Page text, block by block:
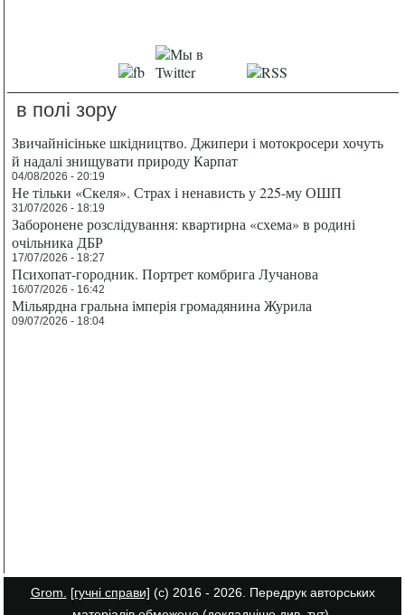
в полі зору
Звичайнісіньке шкідництво. Джипери і мотокросери хочуть
й надалі знищувати природу Карпат
04/08/2026 - 20:19
Не тільки «Скеля». Страх і ненависть у 225-му ОШП
31/07/2026 - 18:19
Заборонене розслідування: квартирна «схема» в родині
очільника ДБР
17/07/2026 - 18:27
Психопат-городник. Портрет комбрига Лучанова
16/07/2026 - 16:42
Мільярдна гральна імперія громадянина Журила
09/07/2026 - 18:04
Grom. [гучні справи] (с) 2016 - 2026. Передрук авторських